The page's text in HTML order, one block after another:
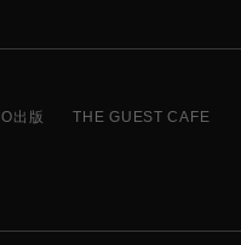
出版 THE GUEST CAFE